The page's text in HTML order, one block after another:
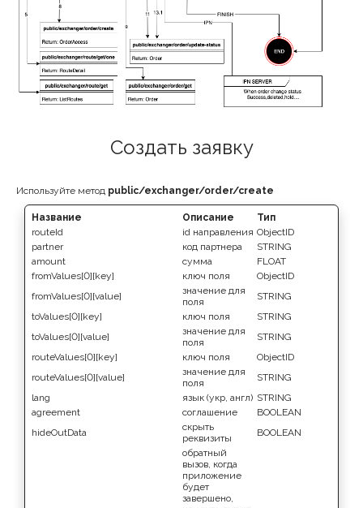
Создать заявку
Используйте метод public/exchanger/order/create
Название Описание
Тип
routeId
id направления ObjectID
partner
код партнера
STRING
amount
сумма
FLOAT
fromValues[0][key]
ключ поля
ObjectID
fromValues[0][value]
значение для
поля
STRING
toValues[0][key]
ключ поля
STRING
toValues[0][value]
значение для
поля
STRING
routeValues[0][key]
ключ поля
ObjectID
routeValues[0][value]
значение для
поля
STRING
lang
язык (укр, англ) STRING
agreement
cоглашение
BOOLEAN
hideOutData
cкрыть
реквизиты
BOOLEAN
обратный
вызов, когда
приложение
будет
завершено,